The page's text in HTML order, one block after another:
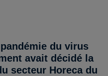
du virus
avait décidé la
secteur Horeca du